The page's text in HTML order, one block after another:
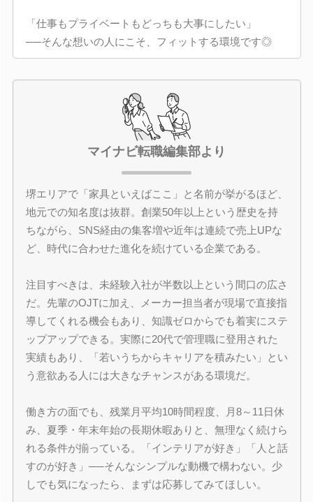
「仕事もプライベートもどっちも大事にしたい」
──そんな想いの人にこそ、フィットする環境です◎
マイナビ転職編集部より
堺エリアで「家具といえばここ」と名前が挙がるほど、
地元での知名度は抜群。創業50年以上という歴史を持
ちながら、SNS経由の集客増や近年は連続で売上UPな
ど、時代に合わせた進化を続けている企業である。
注目すべきは、未経験入社が半数以上という間口の広さ
だ。先輩のOJTに加え、メーカー担当者が現場で直接指
導してくれる機会もあり、知識ゼロからでも着実にステ
ップアップできる。実際に20代で管理職に登用された
実績もあり、「若いうちからキャリアを積みたい」とい
う意欲ある人には大きなチャンスがある環境だ。
働き方の面でも、残業月平均10時間程度、月8～11日休
み、夏季・年末年始の長期休暇ありと、無理なく続けら
れる条件が揃っている。「インテリアが好き」「人と話
すのが好き」──そんなシンプルな動機で構わない。少
しでも気になったら、まずは応募してみてほしい。